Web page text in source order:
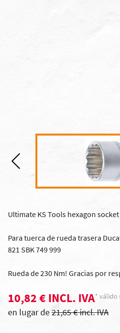
Ultimate KS Tools hexagon
Para tuerca de rueda trasera
821 SBK 749 999
Rueda de 230 Nm! Gracias por
10,82 € INCL. IVA* válido
en lugar de21,65 € incl. IVA